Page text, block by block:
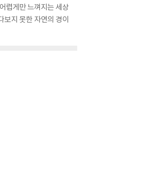
렵게만 느껴지는 세상
보지 못한 자연의 경이